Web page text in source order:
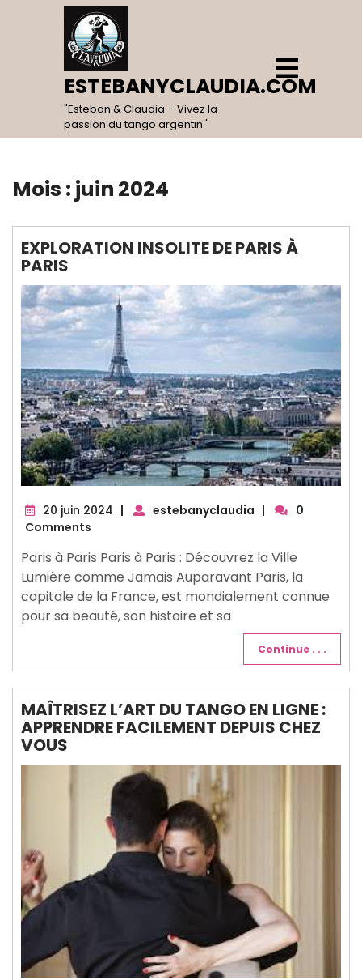
ESTEBANYCLAUDIA.COM
"Esteban & Claudia – Vivez la
passion du tango argentin."
Open
Menu
Mois : juin 2024
EXPLORATION INSOLITE DE PARIS À
PARIS
20 juin 2024 20
| estebanyclaudia |
0
Comments
Paris à Paris Paris à Paris : Découvrez la Ville
Lumière comme Jamais Auparavant Paris, la
capitale de la France, est mondialement connue
pour sa beauté, son histoire et sa
Continue . . .
MAÎTRISEZ L’ART DU TANGO EN LIGNE :
APPRENDRE FACILEMENT DEPUIS CHEZ
VOUS